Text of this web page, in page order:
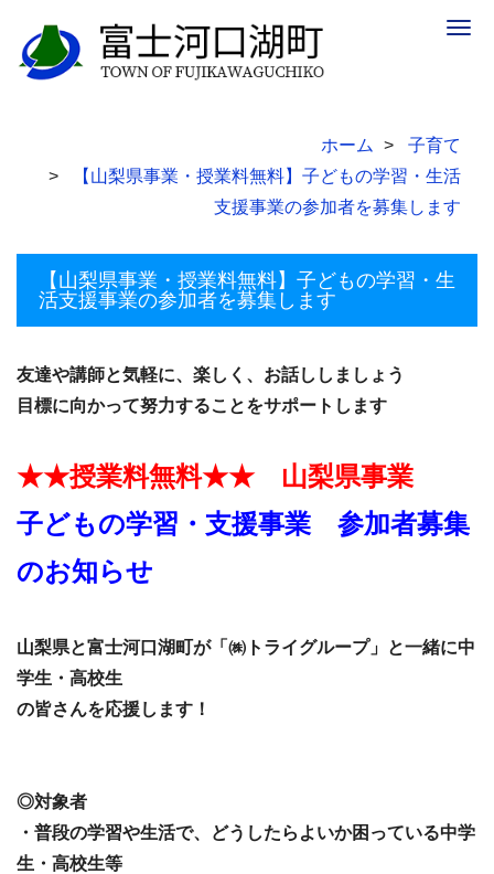
ホーム
子育て
【山梨県事業・授業料無料】子どもの学習・生活
支援事業の参加者を募集します
【山梨県事業・授業料無料】子どもの学習・生
活支援事業の参加者を募集します
友達や講師と気軽に、楽しく、お話ししましょう
目標に向かって努力することをサポートします
★★授業料無料★★ 山梨県事業
子どもの学習・支援事業 参加者募集
のお知らせ
山梨県と富士河口湖町が「㈱トライグループ」と一緒に中
学生・高校生
の皆さんを応援します！
◎対象者
・普段の学習や生活で、どうしたらよいか困っている中学
生・高校生等